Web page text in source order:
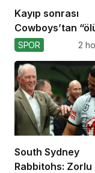
Kayıp sonrası
Cowboys’tan
atılımı!
SPOR 2
South Sydney
Rabbitohs: Zorlu